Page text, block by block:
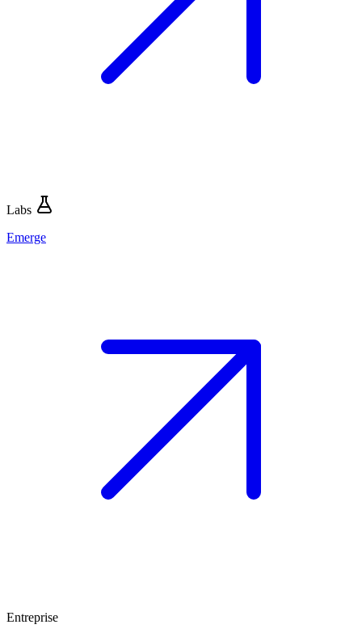
Labs
Emerge
Entreprise